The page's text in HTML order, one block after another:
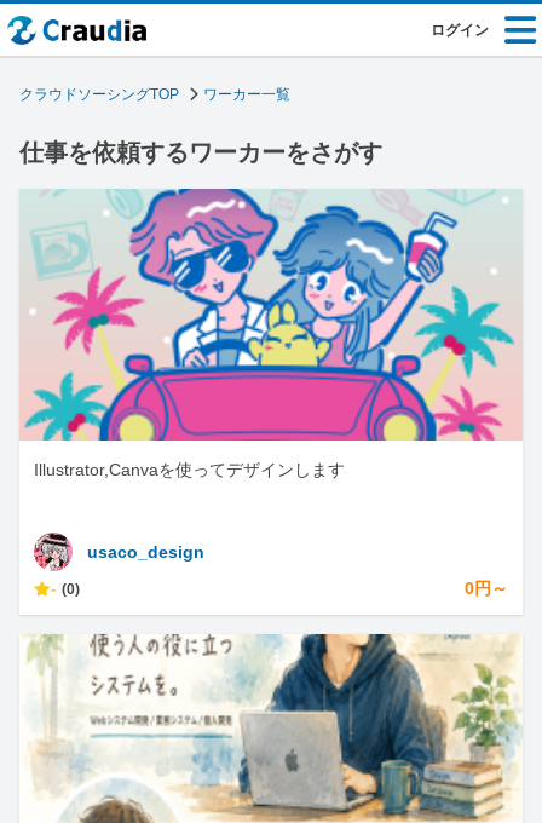
ログイン
クラウドソーシングTOP ワーカー一覧
仕事を依頼するワーカーをさがす
Illustrator,Canvaを使ってデザインします
usaco_design
- (0) 0円～